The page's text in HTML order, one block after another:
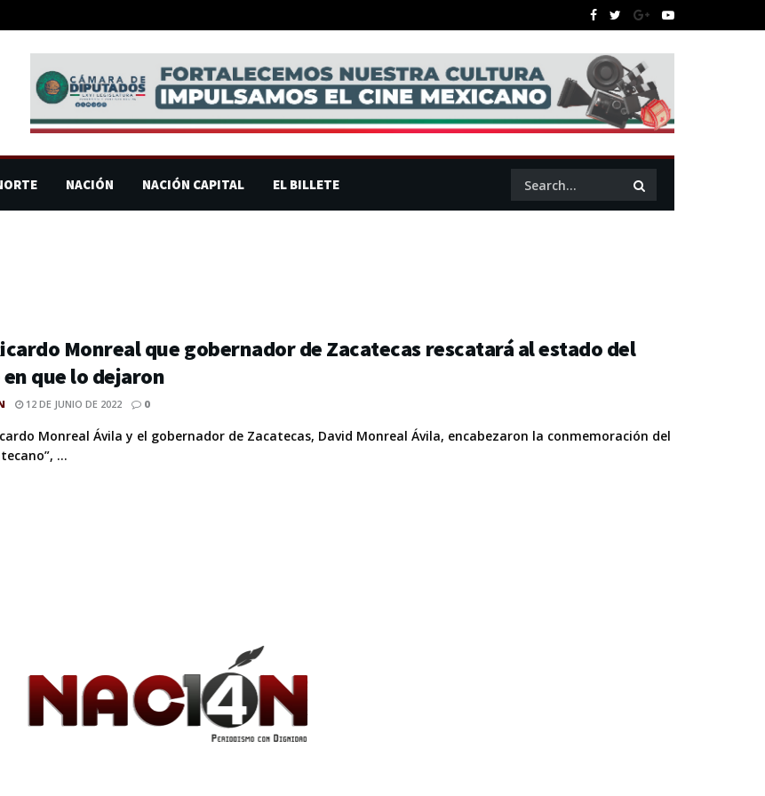
NACIÓN NACIÓN CAPITAL EL BILLETE
Monreal que gobernador de Zacatecas rescatará al estado del
que lo dejaron
12 DE JUNIO DE 2022 0
Monreal Ávila y el gobernador de Zacatecas, David Monreal Ávila, encabezaron la conmemoración del
...